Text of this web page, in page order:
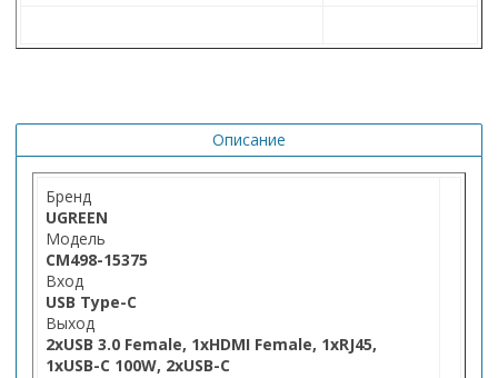
Описание
Бренд
UGREEN
Модель
CM498-15375
Вход
USB Type-C
Выход
2xUSB 3.0 Female, 1xHDMI Female, 1xRJ45,
1xUSB-C 100W, 2xUSB-C